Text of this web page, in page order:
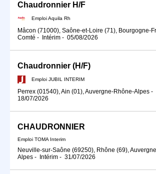
Chaudronnier H/F
Emploi Aquila Rh
Mâcon (71000), Saône-et-Loire (71), Bourgogne-
Comté - Intérim - 05/08/2026
Chaudronnier (H/F)
Emploi JUBIL INTERIM
Perrex (01540), Ain (01), Auvergne-Rhône-Alpes -
18/07/2026
CHAUDRONNIER
Emploi TOMA Interim
Neuville-sur-Saône (69250), Rhône (69),
Alpes - Intérim - 31/07/2026